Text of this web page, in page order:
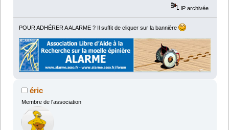
IP archivée
POUR ADHÉRER A ALARME ? Il suffit de cliquer sur la bannière
éric
Membre de l'association